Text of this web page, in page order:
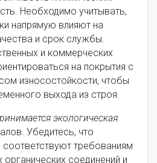
Необходимо учитывать,
напрямую влияют на
и срок службы.
и коммерческих
на покрытия с
износостойкости, чтобы
выхода из строя.
экологическая
Убедитесь, что
требованиям
соединений и